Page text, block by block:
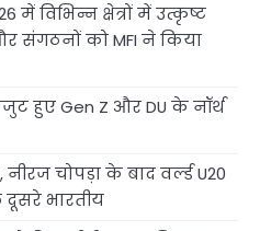
विभिन्न क्षेत्रों में उत्कृष्ट
संगठनों को MFI ने किया
हुए Gen Z और DU के नॉर्थ
चोपड़ा के बाद वर्ल्ड U20
भारतीय